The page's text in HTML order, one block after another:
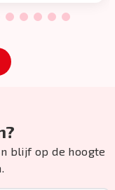
12 13 14 15 16
blijf op de hoogte